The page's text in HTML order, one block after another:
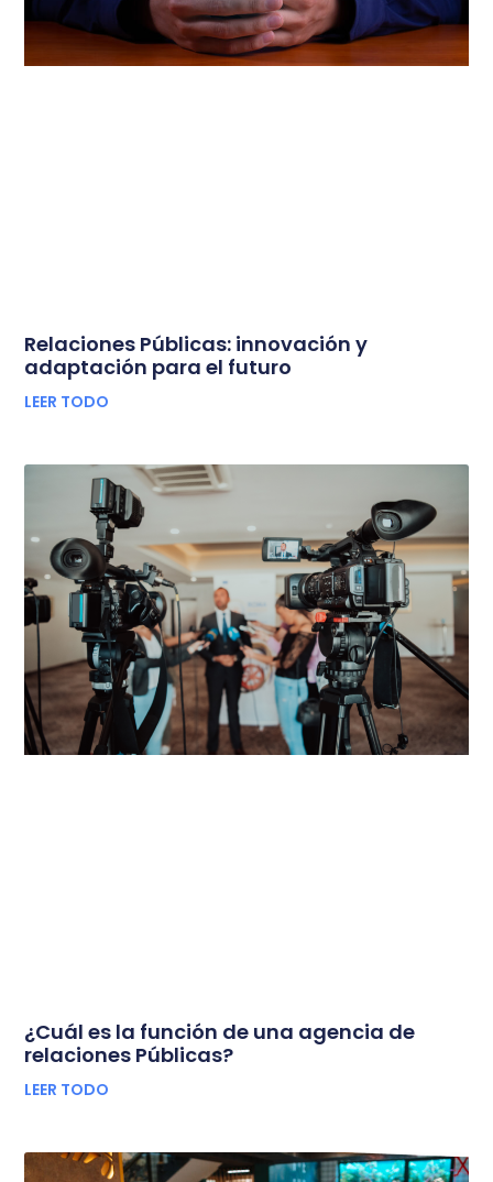
Relaciones Públicas: innovación y
adaptación para el futuro
LEER TODO
¿Cuál es la función de una agencia de
relaciones Públicas?
LEER TODO